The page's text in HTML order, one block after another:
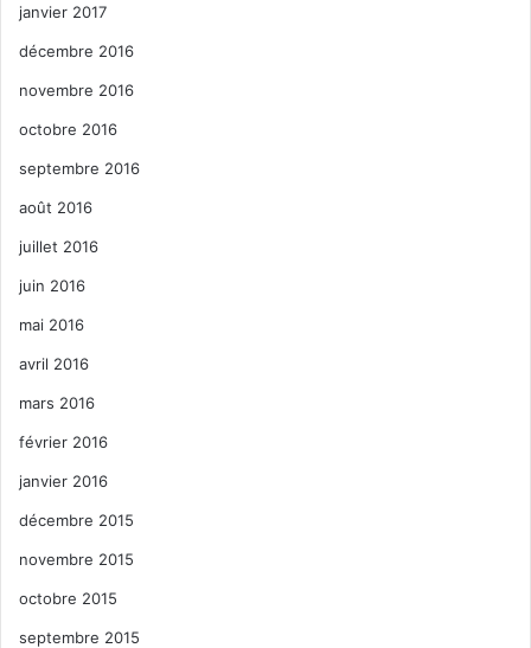
janvier 2017
décembre 2016
novembre 2016
octobre 2016
septembre 2016
août 2016
juillet 2016
juin 2016
mai 2016
avril 2016
mars 2016
février 2016
janvier 2016
décembre 2015
novembre 2015
octobre 2015
septembre 2015